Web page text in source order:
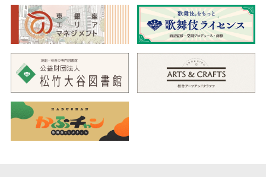
て乳母おかねの元で暮らすことにしました。ある日、お千代は
「市松小僧」と異名をとるすりの又吉に出会い、恋に落ちた二人
は…。
時代小説の大家、池波正太郎が書き下ろし、江戸の市井に生き
る人々を描いた作品。このたび、実に42年ぶりの上演となりま
す。